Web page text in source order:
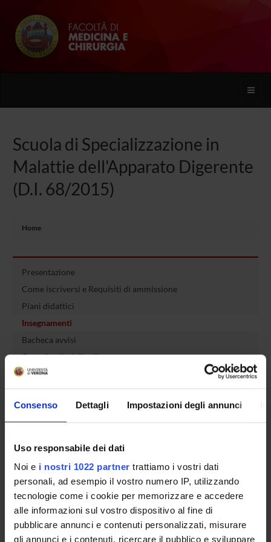
Consenso Dettagli Impostazioni degli annunci
Uso responsabile dei dati
Noi e i nostri 1022 partner trattiamo i vostri dati
personali, ad esempio il vostro numero IP, utilizzando
tecnologie come i cookie per memorizzare e accedere
alle informazioni sul vostro dispositivo al fine di
pubblicare annunci e contenuti personalizzati, misurare
gli annunci e i contenuti, ricercare il pubblico e sviluppare
Toggle
Scuola di Specializzazione in
Malattie dell'Apparato Digerente
(D.I. 68/2015)
Home
Presentazione
Come iscriversi e Requisiti di ammissione
Piani didattici
Insegnamenti
Bacheca avvisi
Organi collegiali e di governo
Rete formativa
Servizio Studenti Internazionali
OFFERTA FORMATIVA
SEMESTRE FILTRO
CORSI DI LAUREA